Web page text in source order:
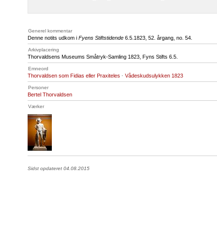
Generel kommentar
Denne notits udkom i Fyens Stiftstidende 6.5.1823, 52. årgang, no. 54.
Arkivplacering
Thorvaldsens Museums Småtryk-Samling 1823, Fyns Stifts 6.5.
Emneord
Thorvaldsen som Fidias eller Praxiteles · Vådeskudsulykken 1823
Personer
Bertel Thorvaldsen
Værker
Sidst opdateret 04.08.2015